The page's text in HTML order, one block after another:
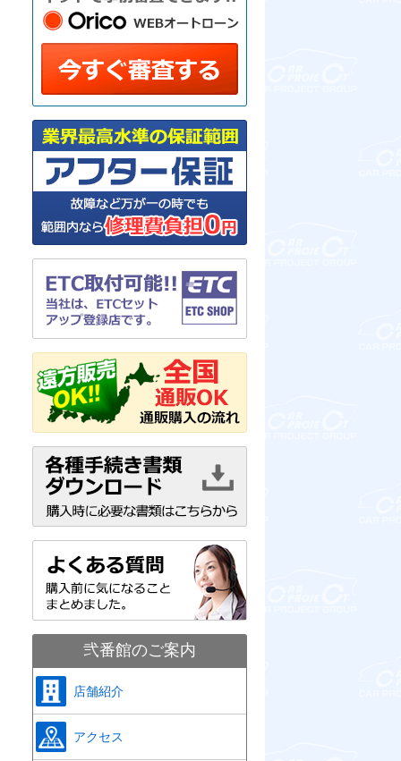
弐番館のご案内
店舗紹介
アクセス